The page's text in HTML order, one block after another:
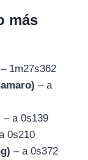
más
– 1m27s362
– a
– a 0s139
0s210
– a 0s372